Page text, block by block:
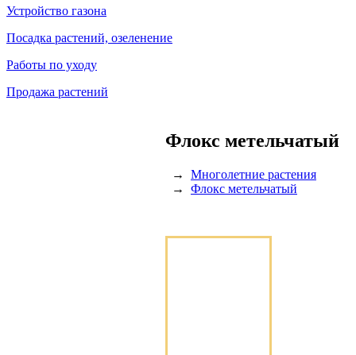
Устройство газона
Посадка растений, озеленение
Работы по уходу
Продажа растений
Флокс метельчатый
→ Многолетние растения
→ Флокс метельчатый